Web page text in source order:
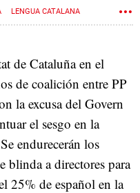
LENGUA CATALANA
de Cataluña en el
de coalición entre PP
la excusa del Govern
el sesgo en la
endurecerán los
blinda a directores para
25% de español en la